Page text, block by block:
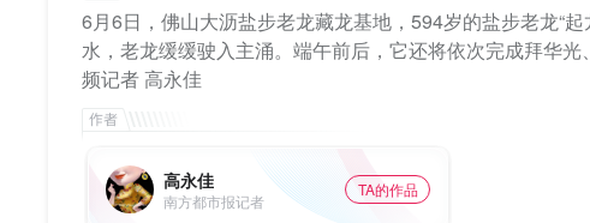
6月6日，佛山大沥盐步老龙藏龙基地，594岁的盐步老龙“
水，老龙缓缓驶入主涌。端午前后，它还将依次完成拜华
频记者 高永佳
高永佳
南方都市报记者
TA的作品